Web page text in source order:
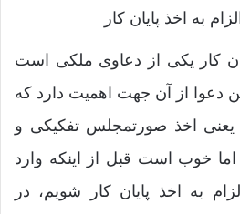
کار یکی از دعاوی ملکی است
دعوا از آن جهت اهمیت دارد که
یعنی اخذ صورتمجلس تفکیکی و
خوب است قبل از اینکه وارد
به اخذ پایان کار شویم، در